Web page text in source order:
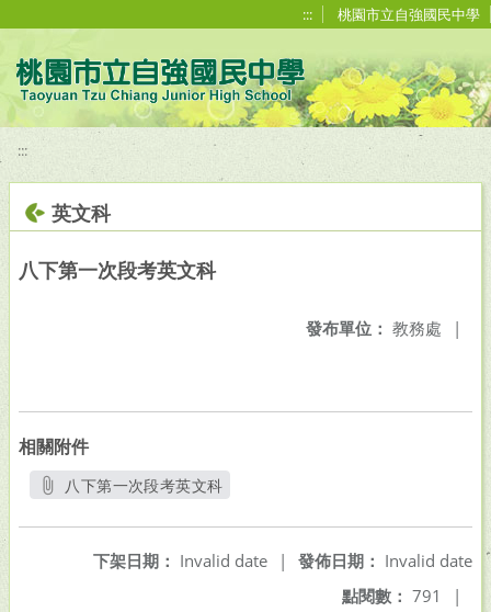
::: 桃園市立自強國民中學
:::
英文科
八下第一次段考英文科
發布單位： 教務處 |
相關附件
八下第一次段考英文科
發佈日期： Invalid date
下架日期： Invalid date
|
點閱數： 791 |